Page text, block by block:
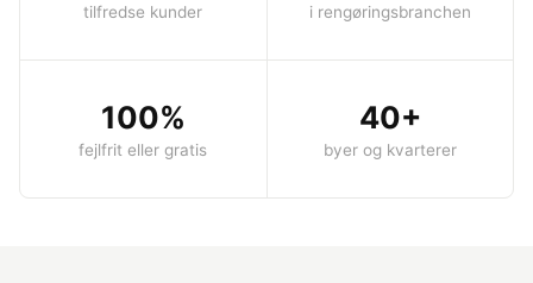
tilfredse kunder i rengøringsbranchen
100%
fejlfrit eller gratis
40+
byer og kvarterer